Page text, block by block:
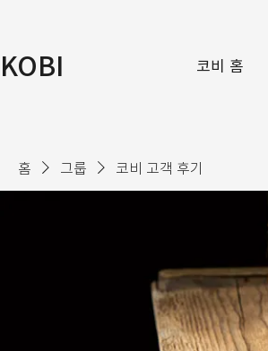
KOBI 코비 홈
홈 그룹 코비 고객 후기